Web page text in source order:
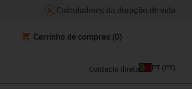
Calculadores da duração de vida
Carrinho de compras (0)
Contacto direto PT (PT)